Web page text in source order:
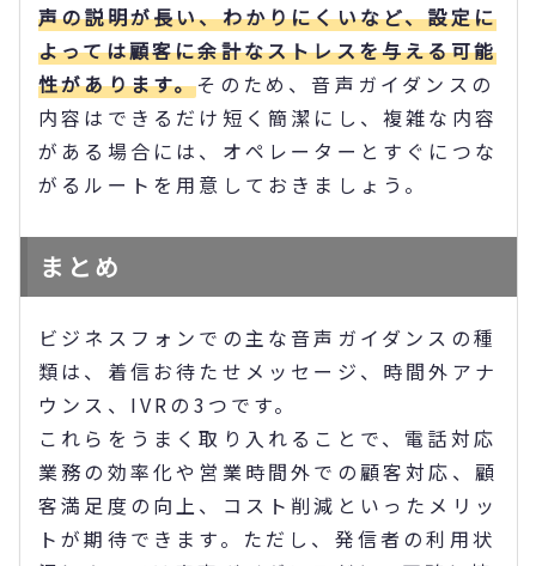
声の説明が長い、わかりにくいなど、設定に
よっては顧客に余計なストレスを与える可能
性があります。そのため、音声ガイダンスの
内容はできるだけ短く簡潔にし、複雑な内容
がある場合には、オペレーターとすぐにつな
がるルートを用意しておきましょう。
まとめ
ビジネスフォンでの主な音声ガイダンスの種
類は、着信お待たせメッセージ、時間外アナ
ウンス、IVRの3つです。
これらをうまく取り入れることで、電話対応
業務の効率化や営業時間外での顧客対応、顧
客満足度の向上、コスト削減といったメリッ
トが期待できます。ただし、発信者の利用状